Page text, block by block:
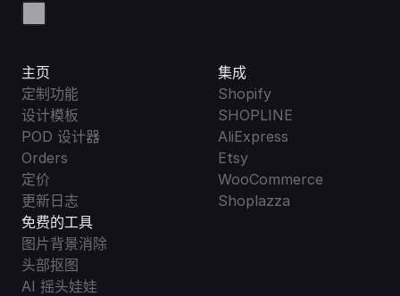
主页
定制功能
设计模板
POD 设计器
Orders
定价
更新日志
免费的工具
图片背景消除
头部抠图
AI 摇头娃娃
集成
Shopify
SHOPLINE
AliExpress
Etsy
WooCommerce
Shoplazza